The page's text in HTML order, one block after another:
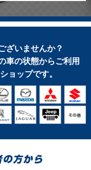
ざいませんか？
車の状態からご利用
ョップです。